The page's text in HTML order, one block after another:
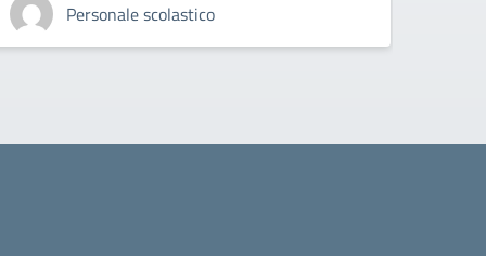
Personale scolastico